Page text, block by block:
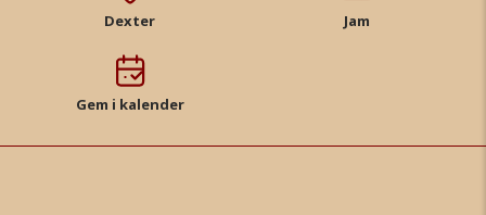
Dexter Jam
Gem i kalender